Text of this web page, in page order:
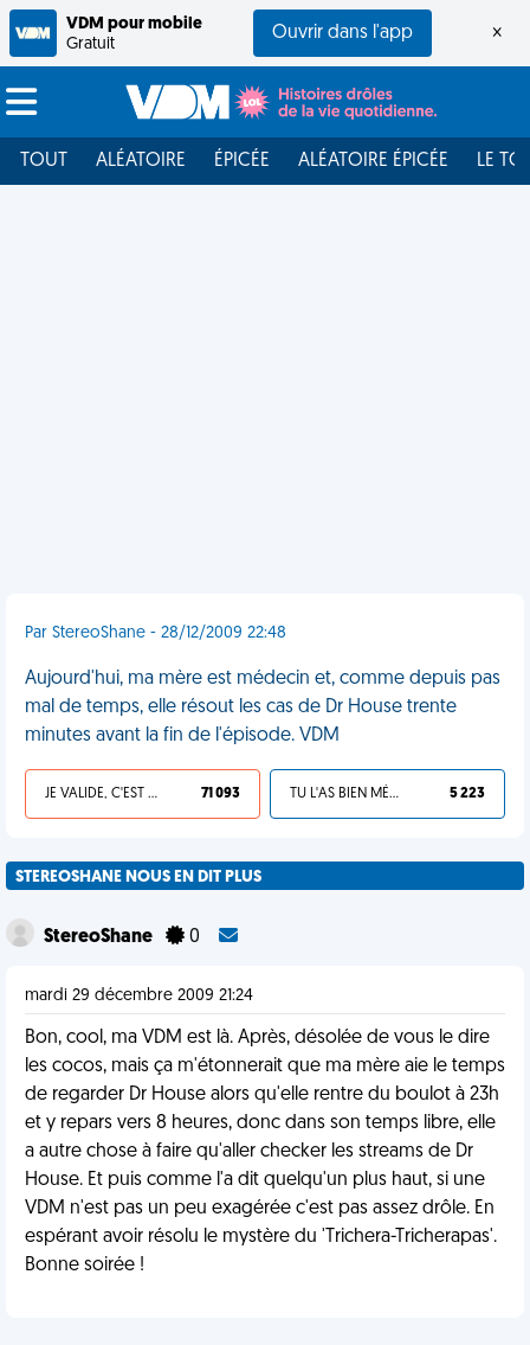
VDM pour mobile
Gratuit
Ouvrir dans l'app ×
TOUT ALÉATOIRE ÉPICÉE ALÉATOIRE ÉPICÉE LE
Par StereoShane - 28/12/2009 22:48
Aujourd'hui, ma mère est médecin et, comme depuis pas
mal de temps, elle résout les cas de Dr House trente
minutes avant la fin de l'épisode. VDM
JE VALIDE, C'EST UNE VDM 71 093 TU L'AS BIEN MÉRITÉ 5 223
STEREOSHANE NOUS EN DIT PLUS
StereoShane 0
mardi 29 décembre 2009 21:24
Bon, cool, ma VDM est là. Après, désolée de vous le dire
les cocos, mais ça m'étonnerait que ma mère aie le temps
de regarder Dr House alors qu'elle rentre du boulot à 23h
et y repars vers 8 heures, donc dans son temps libre, elle
a autre chose à faire qu'aller checker les streams de Dr
House. Et puis comme l'a dit quelqu'un plus haut, si une
VDM n'est pas un peu exagérée c'est pas assez drôle. En
espérant avoir résolu le mystère du 'Trichera-Tricherapas'.
Bonne soirée !